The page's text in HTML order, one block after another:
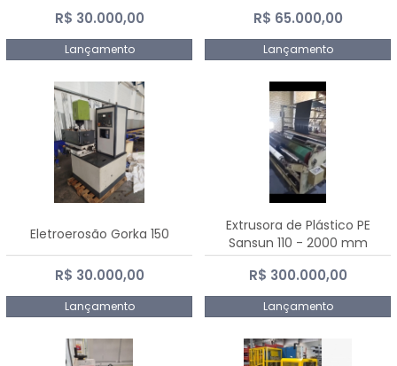
R$ 30.000,00
Lançamento
R$ 65.000,00
Lançamento
Eletroerosão Gorka 150
R$ 30.000,00
Lançamento
Extrusora de Plástico PE
Sansun 110 - 2000 mm
R$ 300.000,00
Lançamento